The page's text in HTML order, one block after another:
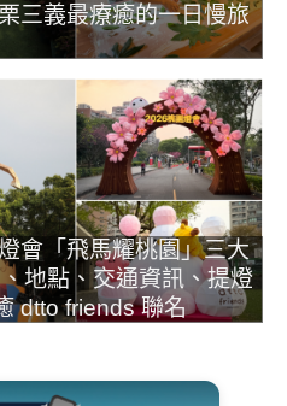
三義最療癒的一日慢旅
會「飛馬耀桃園」三大
地點、交通資訊、提燈
dtto friends 聯名